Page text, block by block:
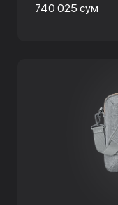
740 025 сум